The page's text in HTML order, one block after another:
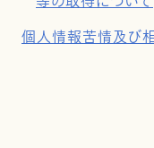
個人情報苦情及び